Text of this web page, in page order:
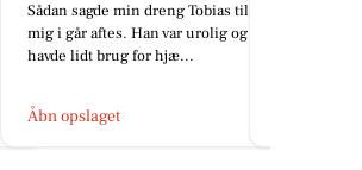
fantastisk sæson, med lidt godt at
spise og drikke 🥂☀️ Tak for jer🙏🥰
Åbn opslaget